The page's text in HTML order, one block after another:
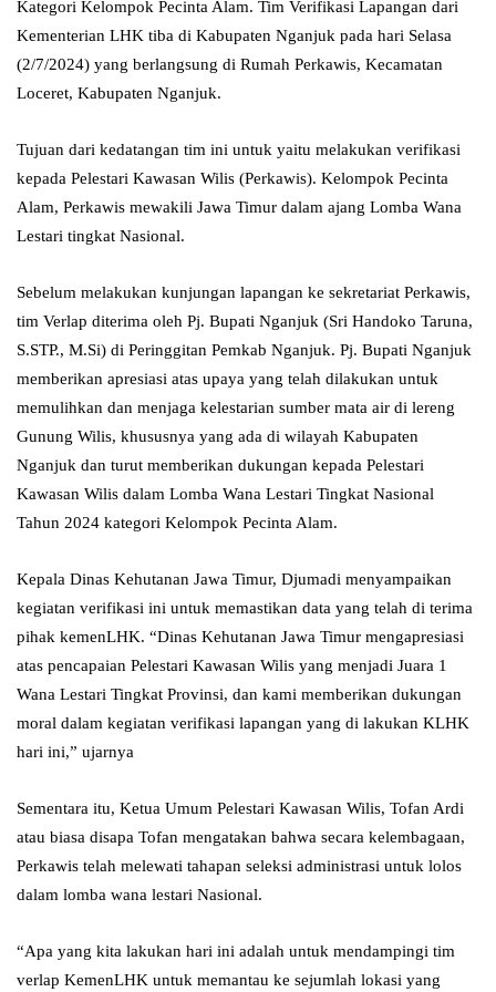
Kategori Kelompok Pecinta Alam. Tim Verifikasi Lapangan dari
Kementerian LHK tiba di Kabupaten Nganjuk pada hari Selasa
(2/7/2024) yang berlangsung di Rumah Perkawis, Kecamatan
Loceret, Kabupaten Nganjuk.
Tujuan dari kedatangan tim ini untuk yaitu melakukan verifikasi
kepada Pelestari Kawasan Wilis (Perkawis). Kelompok Pecinta
Alam, Perkawis mewakili Jawa Timur dalam ajang Lomba Wana
Lestari tingkat Nasional.
Sebelum melakukan kunjungan lapangan ke sekretariat Perkawis,
tim Verlap diterima oleh Pj. Bupati Nganjuk (Sri Handoko Taruna,
S.STP., M.Si) di Peringgitan Pemkab Nganjuk. Pj. Bupati Nganjuk
memberikan apresiasi atas upaya yang telah dilakukan untuk
memulihkan dan menjaga kelestarian sumber mata air di lereng
Gunung Wilis, khususnya yang ada di wilayah Kabupaten
Nganjuk dan turut memberikan dukungan kepada Pelestari
Kawasan Wilis dalam Lomba Wana Lestari Tingkat Nasional
Tahun 2024 kategori Kelompok Pecinta Alam.
Kepala Dinas Kehutanan Jawa Timur, Djumadi menyampaikan
kegiatan verifikasi ini untuk memastikan data yang telah di terima
pihak kemenLHK. “Dinas Kehutanan Jawa Timur mengapresiasi
atas pencapaian Pelestari Kawasan Wilis yang menjadi Juara 1
Wana Lestari Tingkat Provinsi, dan kami memberikan dukungan
moral dalam kegiatan verifikasi lapangan yang di lakukan KLHK
hari ini,” ujarnya
Sementara itu, Ketua Umum Pelestari Kawasan Wilis, Tofan Ardi
atau biasa disapa Tofan mengatakan bahwa secara kelembagaan,
Perkawis telah melewati tahapan seleksi administrasi untuk lolos
dalam lomba wana lestari Nasional.
“Apa yang kita lakukan hari ini adalah untuk mendampingi tim
verlap KemenLHK untuk memantau ke sejumlah lokasi yang